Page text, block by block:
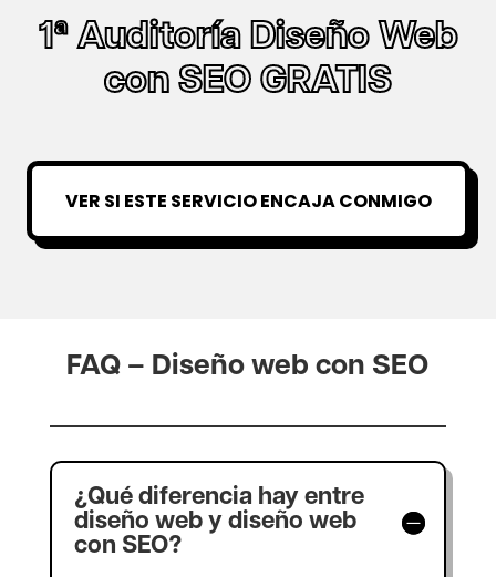
1ª Auditoría Diseño Web
con SEO GRATIS
VER SI ESTE SERVICIO ENCAJA CONMIGO
FAQ – Diseño web con SEO
¿Qué diferencia hay entre
diseño web y diseño web
con SEO?